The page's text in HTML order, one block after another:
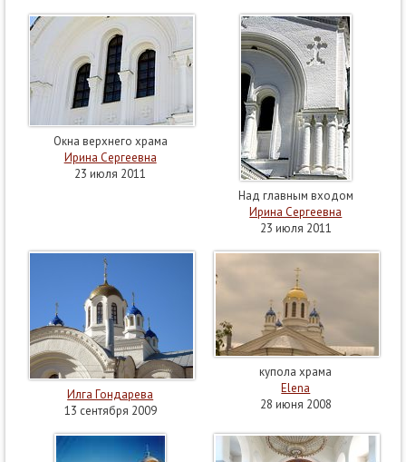
Окна верхнего храма
Ирина Сергеевна
23 июля 2011
Над главным входом
Ирина Сергеевна
23 июля 2011
Илга Гондарева
13 сентября 2009
купола храма
Elena
28 июня 2008